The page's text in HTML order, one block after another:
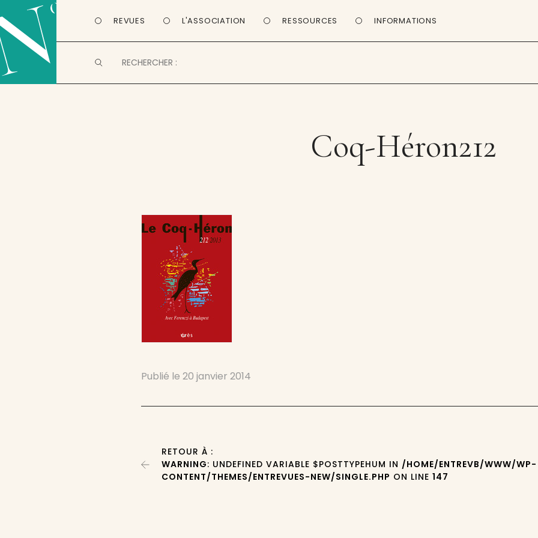
REVUES L'ASSOCIATION RESSOURCES INFORMATIONS
Coq-Héron212
Publié le20 janvier 2014
RETOUR À :
WARNING: UNDEFINED VARIABLE $POSTTYPEHUM IN /HOME/ENTREVB/WWW/WP-
CONTENT/THEMES/ENTREVUES-NEW/SINGLE.PHP ON LINE147